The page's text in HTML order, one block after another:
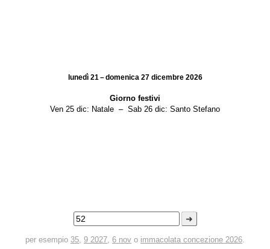
lunedì 21 – domenica 27 dicembre 2026
Giorno festivi
Ven 25 dic: Natale – Sab 26 dic: Santo Stefano
➜
per esempio 35, 9 2027, 6 nov o immacolata concezione 2026.